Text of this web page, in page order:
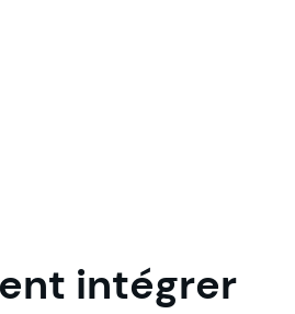
intégrer